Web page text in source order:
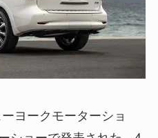
ヨークモーターショ